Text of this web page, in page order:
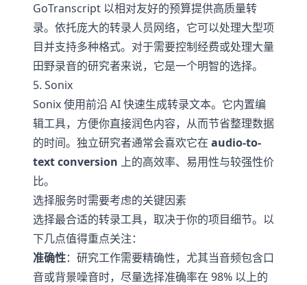
GoTranscript 以相对友好的预算提供高质量转
录。依托庞大的转录人员网络，它可以处理大型项
目并支持多种格式。对于需要控制经费或处理大量
田野录音的研究者来说，它是一个明智的选择。
5. Sonix
Sonix 使用前沿 AI 快速生成转录文本。它内置编
辑工具，方便你直接润色内容，从而节省整理数据
的时间。独立研究者通常会喜欢它在 audio-to-
text conversion 上的高效率、易用性与较强性价
比。
选择服务时需要考虑的关键因素
选择最合适的转录工具，取决于你的项目细节。以
下几点值得重点关注：
准确性：研究工作需要精确性，尤其当音频包含口
音或背景噪音时，尽量选择准确率在 98% 以上的